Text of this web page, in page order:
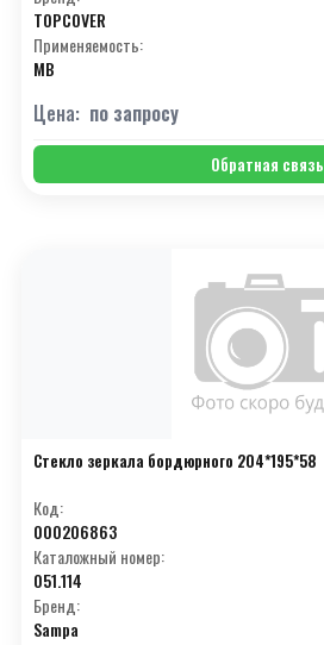
TOPCOVER
Применяемость:
MB
Цена: по запросу
Обратная связь
Стекло зеркала бордюрного 204*195*58
Код:
000206863
Каталожный номер:
051.114
Бренд:
Sampa